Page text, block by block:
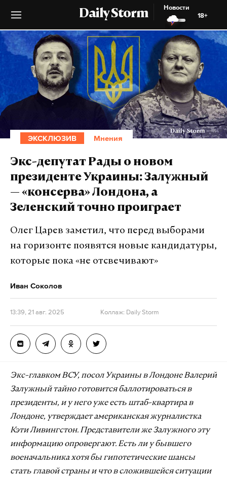
Daily Storm
Новости
18+
ЭКСКЛЮЗИВ Мнения
Экс-депутат Рады о новом
президенте Украины: Залужный
— «консерва» Лондона, а
Зеленский точно проиграет
Олег Царев заметил, что перед выборами
на горизонте появятся новые кандидатуры,
которые пока «не отсвечивают»
Иван Соколов
13:39, 21 авг. 2025 Коллаж: Daily Storm
Экс-главком ВСУ, посол Украины в Лондоне Валерий
Залужный тайно готовится баллотироваться в
президенты, и у него уже есть штаб-квартира в
Лондоне, утверждает американская журналистка
Кэти Ливингстон. Представители же Залужного эту
информацию опровергают. Есть ли у бывшего
военачальника хотя бы гипотетические шансы
стать главой страны и что в сложившейся ситуации